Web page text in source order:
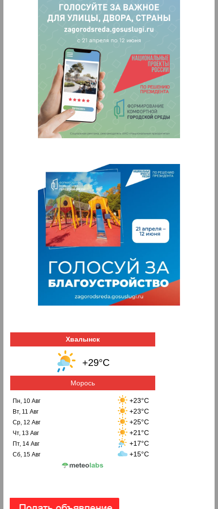
Хвалынск
+29°C
Морось
Пн, 10 Авг +23°C
Вт, 11 Авг +23°C
Ср, 12 Авг +25°C
Чт, 13 Авг +21°C
Пт, 14 Авг +17°C
Сб, 15 Авг +15°C